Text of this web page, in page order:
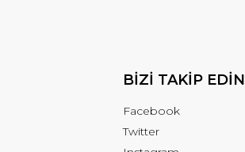
BİZİ TAKİP EDİN
Facebook
Twitter